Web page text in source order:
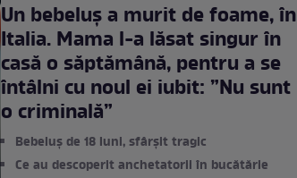
Un bebeluș a murit de foame, în
Italia. Mama l-a lăsat singur în
casă o săptămână, pentru a se
întâlni cu noul ei iubit: ”Nu sunt
o criminală”
Bebeluș de 18 luni, sfârșit tragic
Ce au descoperit anchetatorii în bucătărie